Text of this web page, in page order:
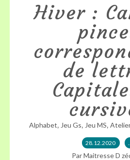
Hiver :
de
Alphabet, Jeu Gs, Jeu MS,
28.12.2020
Par Maitresse D